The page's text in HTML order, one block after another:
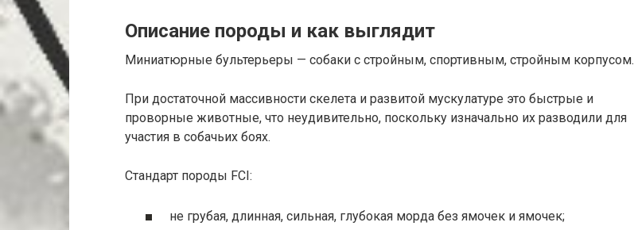
Описание породы и как выглядит
Миниатюрные бультерьеры — собаки с стройным, спортивным, стройным корпусом.
При достаточной массивности скелета и развитой мускулатуре это быстрые и
проворные животные, что неудивительно, поскольку изначально их разводили для
участия в собачьих боях.
Стандарт породы FCI:
не грубая, длинная, сильная, глубокая морда без ямочек и ямочек;